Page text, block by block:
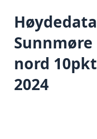
Høydedata
Sunnmøre
nord 10pkt
2024